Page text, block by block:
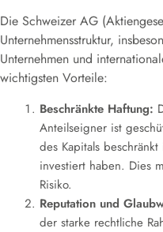
Die Schweizer AG
Unternehmensstruktur,
Unternehmen und
wichtigsten Vorteile:
Beschränkte Haftung:
Anteilseigner ist
des Kapitals
investiert haben. Dies
Risiko.
Reputation und
der starke rechtliche